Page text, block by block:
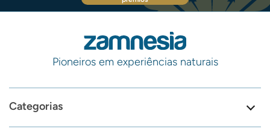
Pioneiros em experiências naturais
Categorias